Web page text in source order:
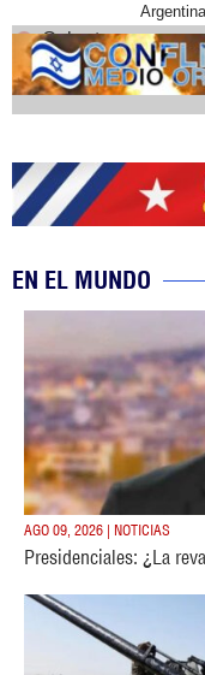
Argentina
Cobertura
EN EL MUNDO
AGO 09, 2026 | NOTICIAS
Presidenciales: ¿La